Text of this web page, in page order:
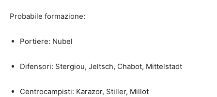
Probabile formazione:
Portiere: Nubel
Difensori: Stergiou, Jeltsch, Chabot, Mittelstadt
Centrocampisti: Karazor, Stiller, Millot